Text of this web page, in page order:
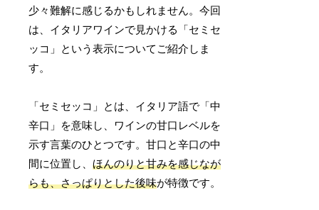
少々難解に感じるかもしれません。今回
は、イタリアワインで見かける「セミセ
ッコ」という表示についてご紹介しま
す。
「セミセッコ」とは、イタリア語で「中
辛口」を意味し、ワインの甘口レベルを
示す言葉のひとつです。甘口と辛口の中
間に位置し、ほんのりと甘みを感じなが
らも、さっぱりとした後味が特徴です。